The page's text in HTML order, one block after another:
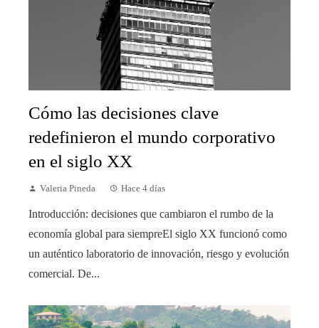
Cómo las decisiones clave
redefinieron el mundo corporativo
en el siglo XX
Valeria Pineda Hace 4 días
Introducción: decisiones que cambiaron el rumbo de la
economía global para siempreEl siglo XX funcionó como
un auténtico laboratorio de innovación, riesgo y evolución
comercial. De...